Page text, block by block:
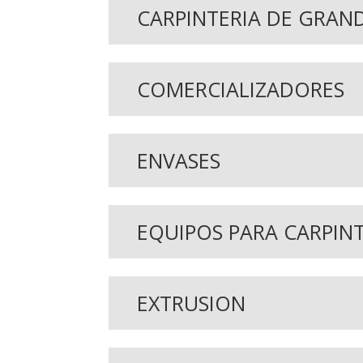
CARPINTERIA DE
COMERCIALIZADORES
ENVASES
EQUIPOS PARA
EXTRUSION